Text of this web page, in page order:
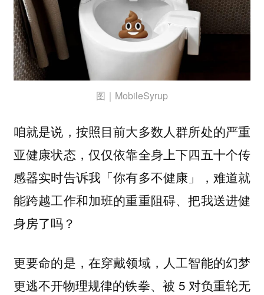
图｜MobileSyrup
咱就是说，按照目前大多数人群所处的严重
亚健康状态，仅仅依靠全身上下四五十个传
感器实时告诉我「你有多不健康」，难道就
能跨越工作和加班的重重阻碍、把我送进健
身房了吗？
更要命的是，在穿戴领域，人工智能的幻梦
更逃不开物理规律的铁拳、被 5 对负重轮无